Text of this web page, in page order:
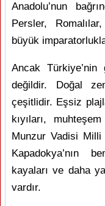
Anadolu’nun
Persler,
büyük
Ancak Türkiye’nin
değildir. Doğal
çeşitlidir. Eşsiz
kıyıları,
Munzur Vadisi
Kapadokya’nın
kayaları ve daha
vardır.